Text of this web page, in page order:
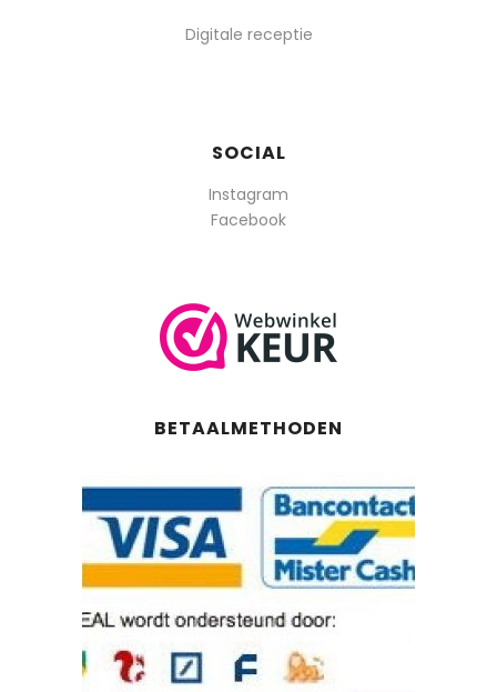
Digitale receptie
SOCIAL
Instagram
Facebook
BETAALMETHODEN